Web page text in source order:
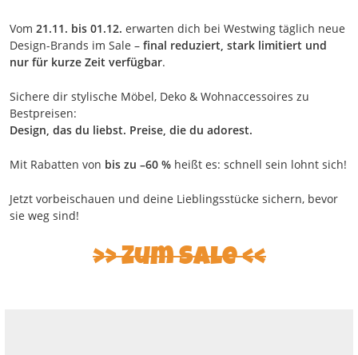
Vom 21.11. bis 01.12. erwarten dich bei Westwing täglich neue
Design-Brands im Sale – final reduziert, stark limitiert und
nur für kurze Zeit verfügbar.
Sichere dir stylische Möbel, Deko & Wohnaccessoires zu
Bestpreisen:
Design, das du liebst. Preise, die du adorest.
Mit Rabatten von bis zu –60 % heißt es: schnell sein lohnt sich!
Jetzt vorbeischauen und deine Lieblingsstücke sichern, bevor
sie weg sind!
Zum Sale